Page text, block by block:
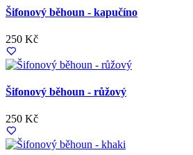
Šifonový běhoun - kapučíno
250 Kč
Šifonový běhoun - růžový
250 Kč